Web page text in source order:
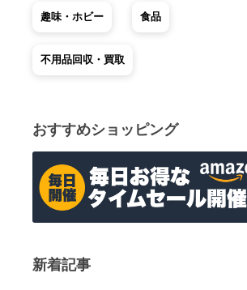
趣味・ホビー 食品
不用品回収・買取
おすすめショッピング
新着記事